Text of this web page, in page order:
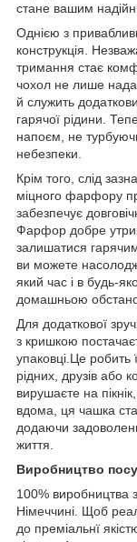
стане вашим
Однією з
конструкція.
тримання стає
чохол не лише
й служить
гарячої рідини.
напоєм, не
небезпеки.
Крім того, слід
міцного фарфору
забезпечує
Фарфор добре
залишатися
ви можете
який час і в будь-
домашньою
Для додаткової
з кришкою
упаковці.Це
рідних, друзів або
вирушаєте на
вдома, ця чашка
додаючи
життя.
Виробництво
100% виробництва
Німеччині. Щоб
до преміальнї